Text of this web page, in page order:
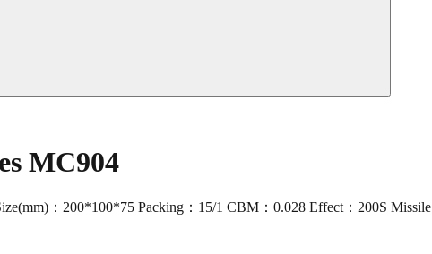
MC904
：200*100*75 Packing：15/1 CBM：0.028 Effect：200S Missile